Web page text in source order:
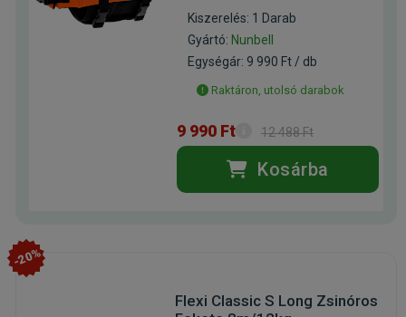
Kiszerelés: 1 Darab
Gyártó: Nunbell
Egységár: 9 990 Ft / db
Raktáron, utolsó darabok
9 990 Ft 12 488 Ft
Kosárba
-20%
Flexi Classic S Long Zsinóros